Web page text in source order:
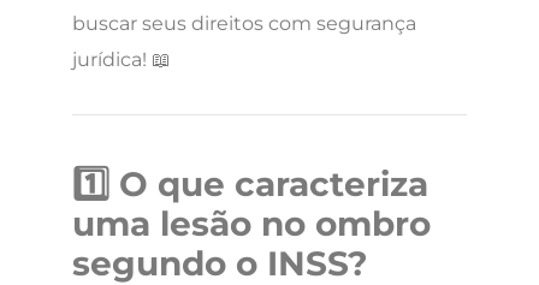
buscar seus direitos com segurança
jurídica! 📖
1️⃣ O que caracteriza
uma lesão no ombro
segundo o INSS?